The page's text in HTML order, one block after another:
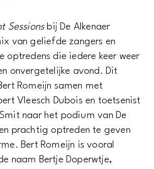
Sessionsbij De Alkenaer
van geliefde zangers en
optredens die iedere keer weer
onvergetelijke avond. Dit
Romeijn samen met
Vleesch Dubois en toetsenist
naar het podium van De
prachtig optreden te geven
Bert Romeijn is vooral
naam Bertje Doperwtje,